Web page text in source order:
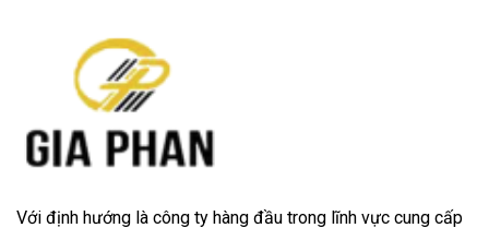
Với định hướng là công ty hàng đầu trong lĩnh vực cung cấp